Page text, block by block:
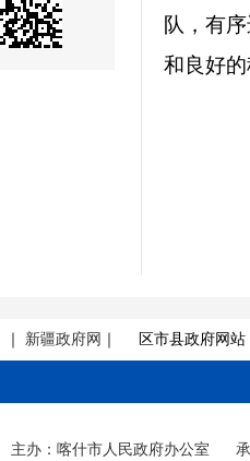
队，有
和良好的
｜ 新疆政府网 ｜ 区市县政府网站
主办：喀什市人民政府办公室